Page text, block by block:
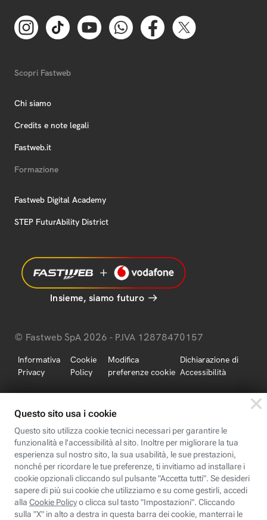
Scopri Fastweb
Chi siamo
Credits e note legali
Fastweb.it
Formazione
Fastweb Digital Academy
STEP FuturAbility District
Insieme, siamo futuro
© Fastweb SpA 2026 - P.IVA 12878470157
Informativa
Privacy
Cookie
Policy
Modifica
preferenze cookie
Dichiarazione di
Accessibilità